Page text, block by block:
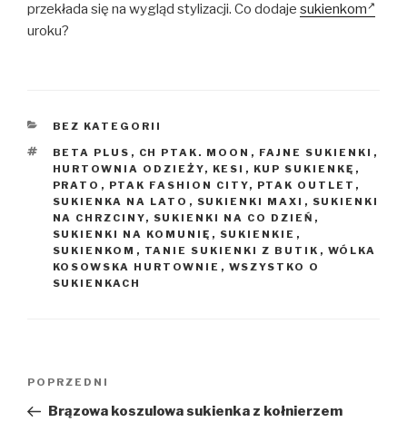
przekłada się na wygląd stylizacji. Co dodaje sukienkom
uroku?
KATEGORIE
BEZ KATEGORII
TAGI
BETA PLUS , CH PTAK. MOON , FAJNE SUKIENKI ,
HURTOWNIA ODZIEŻY, KESI , KUP SUKIENKĘ ,
PRATO , PTAK FASHION CITY, PTAK OUTLET ,
SUKIENKA NA LATO , SUKIENKI MAXI , SUKIENKI
NA CHRZCINY, SUKIENKI NA CO DZIEŃ ,
SUKIENKI NA KOMUNIĘ , SUKIENKIE ,
SUKIENKOM , TANIE SUKIENKI Z BUTIK , WÓLKA
KOSOWSKA HURTOWNIE , WSZYSTKO O
SUKIENKACH
Poprzedni
wpis
POPRZEDNI
Brązowa koszulowa sukienka z kołnierzem